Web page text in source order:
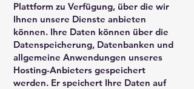
Plattform zu Verfügung, über die wir
Ihnen unsere Dienste anbieten
können. Ihre Daten können über die
Datenspeicherung, Datenbanken und
allgemeine Anwendungen unseres
Hosting-Anbieters gespeichert
werden. Er speichert Ihre Daten auf